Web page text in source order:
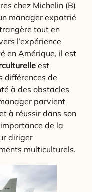
chez Michelin (B)
manager expatrié
tout en
l’expérience
en Amérique, il est
est
différences de
à des obstacles
parvient
à réussir dans son
de la
diriger
multiculturels.